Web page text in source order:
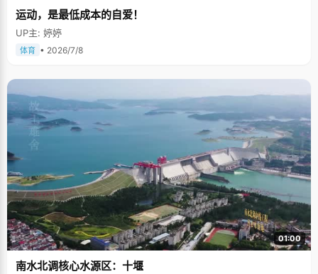
运动，是最低成本的自爱！
UP主: 婷婷
体育 • 2026/7/8
01:00
南水北调核心水源区：十堰